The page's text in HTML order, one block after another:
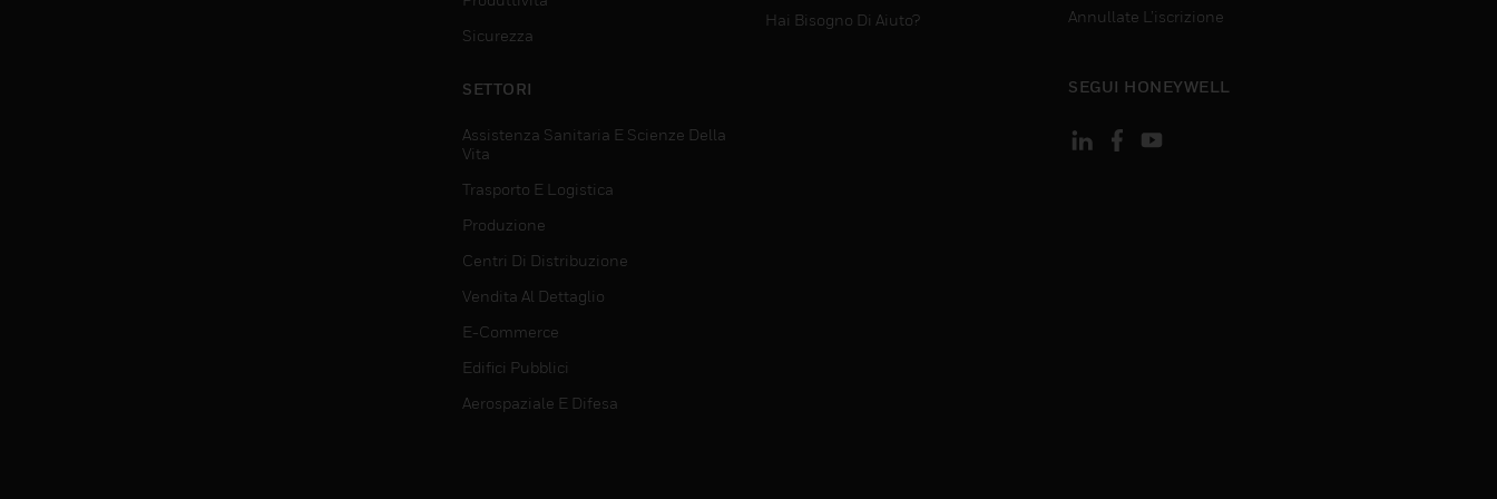
Sicurezza
SETTORI
Assistenza Sanitaria E Scienze Della
Vita
Trasporto E Logistica
Produzione
Centri Di Distribuzione
Vendita Al Dettaglio
E-Commerce
Edifici Pubblici
Aerospaziale E Difesa
Hai Bisogno Di Aiuto?
Annullate L’iscrizione
SEGUI HONEYWELL